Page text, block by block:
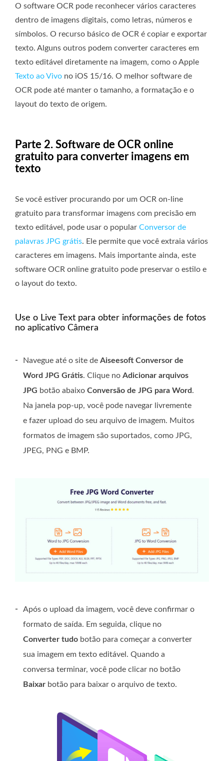
O software OCR pode reconhecer vários caracteres
dentro de imagens digitais, como letras, números e
símbolos. O recurso básico de OCR é copiar e exportar
texto. Alguns outros podem converter caracteres em
texto editável diretamente na imagem, como o Apple
Texto ao Vivo no iOS 15/16. O melhor software de
OCR pode até manter o tamanho, a formatação e o
layout do texto de origem.
Parte 2. Software de OCR online
gratuito para converter imagens em
texto
Se você estiver procurando por um OCR on-line
gratuito para transformar imagens com precisão em
texto editável, pode usar o popular Conversor de
palavras JPG grátis. Ele permite que você extraia vários
caracteres em imagens. Mais importante ainda, este
software OCR online gratuito pode preservar o estilo e
o layout do texto.
Use o Live Text para obter informações de fotos
no aplicativo Câmera
- Navegue até o site de Aiseesoft Conversor de
Word JPG Grátis. Clique no Adicionar arquivos
JPG botão abaixo Conversão de JPG para Word .
Na janela pop-up, você pode navegar livremente
e fazer upload do seu arquivo de imagem. Muitos
formatos de imagem são suportados, como JPG,
JPEG, PNG e BMP.
-
Após o upload da imagem, você deve confirmar o
formato de saída. Em seguida, clique no
Converter tudo botão para começar a converter
sua imagem em texto editável. Quando a
conversa terminar, você pode clicar no botão
Baixar botão para baixar o arquivo de texto.